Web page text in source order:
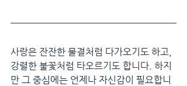
사랑은 잔잔한 물결처럼 다가오기도 하고,
강렬한 불꽃처럼 타오르기도 합니다. 하지
만 그 중심에는 언제나 자신감이 필요합니